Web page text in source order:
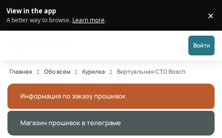
View in the app
A better way to browse. Learn more. ×
Войти
Главная Обо всем Курилка Виртуальная СТО Bosch
Информация по заказу прошивок
Магазин прошивок в телеграме